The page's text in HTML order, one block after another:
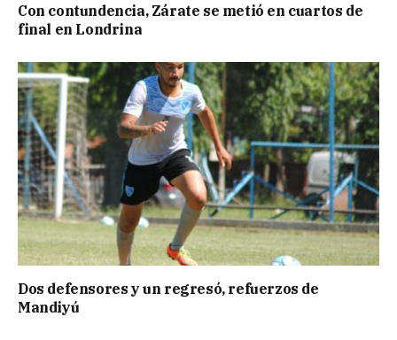
Con contundencia, Zárate se metió en cuartos de
final en Londrina
Dos defensores y un regresó, refuerzos de
Mandiyú